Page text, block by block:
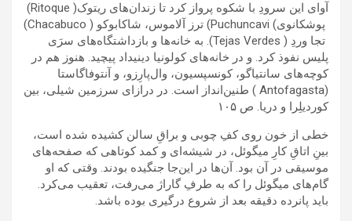
آوای این سرودِ با شکوه پرواز کرد تا زندان‌های ریتوک( Ritoque)
پوشکانوی) Puchuncavi) ترز آلاموس، شاکابوکو ( Chacabuco)
تجا وردِ ( Tejas Verdes). به خانه‌ها و بازداشتگاه‌های سرَی
پلیس نفوذ کرد. و در خانه‌های کولونیا دینیداد پیچید. هنوز هم در
کوچه‌های سانتیاگو، کونسپسیون، وال‌پارِزو، و آنتوفاگاستا
(Antofagasta ) طنین‌انداز است. در درازای سرزمین شیلی، بین
کوردیلِرا و دریا. ص ۱٠۵
خطی از خون روی کفِ چوبی و براقِ سالن کشیده شده است،
بینِ اتاقِ کارِ میگوئل، در شیشه‌ای و کمد کوتاهی که صفحه‌های
موسیقی در آن بود. آن‌ها در این‌جا جنگیده بودند. وقتی که او
گام‌های میگوئل را که به طرفِ گاراژ می‌رفت، تعقیب می‌کرد.
باید پانرده دقیقه بعد از شروع درگیری بوده باشد.